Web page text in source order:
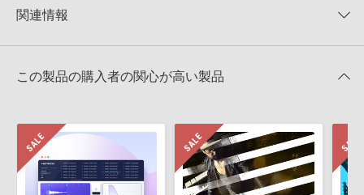
★5
★4
★1
KONTAKTフォーマットは、
でお使いいただけます。無償版のKONTAKT PLAYERではお使いい
4GBを超えるデータに関するご注意：FAT32でフォーマットされた
きます際には、NTFSやHFS＋でフォーマットされたHDDをご用意
いただく必要がございます。
製品の購入手続き完了後、受注確認メールとシリアルナンバーをお
知らせするメールの2通が送信されます。メールに記載されており
関連情報
心のサンプル集が50%OFF！
この製品の購入者の関心が高い製品